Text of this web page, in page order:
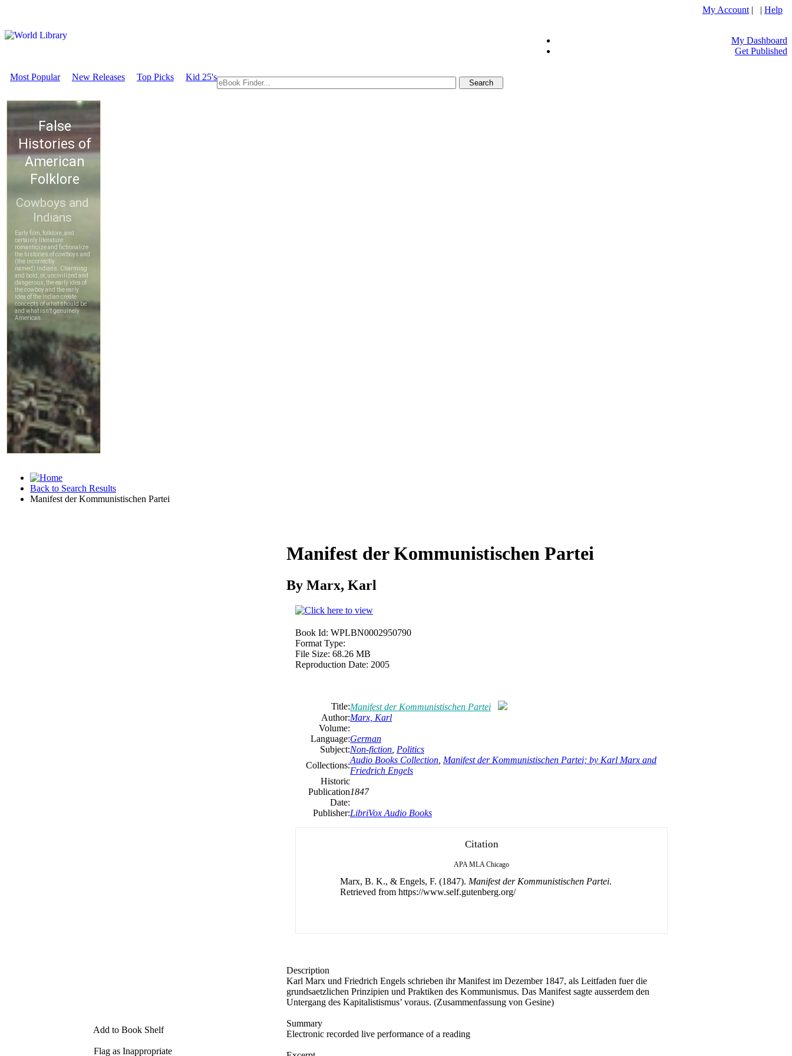
My Account | | Help
My Dashboard
Get Published
Most Popular New Releases Top Picks Kid 25's
Back to Search Results
Manifest der Kommunistischen Partei
Add to Book Shelf
Flag as Inappropriate
Manifest der Kommunistischen Partei
By Marx, Karl
Book Id: WPLBN0002950790
Format Type:
File Size: 68.26 MB
Reproduction Date: 2005
Title:Manifest der Kommunistischen Partei
Author:Marx, Karl
Volume:
Language:German
Subject:Non-fiction Politics
Collections:
Audio Books Collection Manifest der Kommunistischen Partei; by Karl Marx and
Friedrich Engels
Historic
Publication
Date:
1847
Publisher:LibriVox Audio Books
Citation
APA MLA Chicago
Marx, B. K., & Engels, F. (1847). Manifest der Kommunistischen Partei.
Retrieved from https://www.self.gutenberg.org/
Description
Karl Marx und Friedrich Engels schrieben ihr Manifest im Dezember 1847, als Leitfaden fuer die
grundsaetzlichen Prinzipien und Praktiken des Kommunismus. Das Manifest sagte ausserdem den
Untergang des Kapitalistismus’ voraus. (Zusammenfassung von Gesine)
Summary
Electronic recorded live performance of a reading